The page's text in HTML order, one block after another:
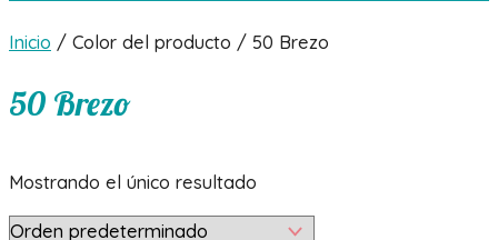
Inicio / Color del producto / 50 Brezo
50 Brezo
Mostrando el único resultado